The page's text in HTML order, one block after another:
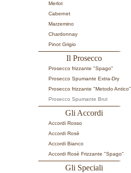
Merlot
Cabernet
Marzemino
Chardonnay
Pinot Grigio
Il Prosecco
Prosecco frizzante "Spago"
Prosecco Spumante Extra-Dry
Prosecco frizzante "Metodo Antico”
Prosecco Spumante Brut
Gli Accordi
Accordi Rosso
Accordi Rosè
Accordi Bianco
Accordi Rosè Frizzante "Spago"
Gli Speciali